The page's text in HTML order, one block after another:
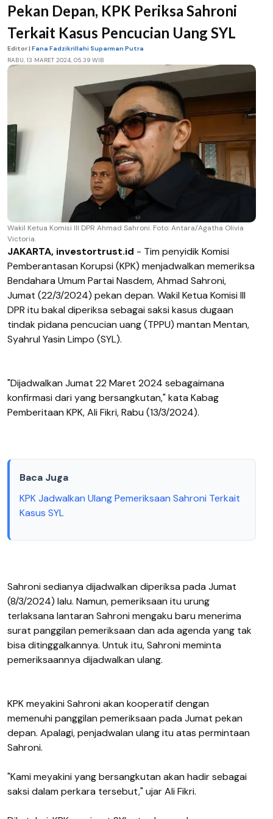
Pekan Depan, KPK Periksa Sahroni
Terkait Kasus Pencucian Uang SYL
Editor | Fana Fadzikrillahi Suparman Putra
RABU, 13 MARET 2024, 05.39 WIB
Wakil Ketua Komisi III DPR Ahmad Sahroni. Foto: Antara/Agatha Olivia
Victoria.
JAKARTA, investortrust.id - Tim penyidik Komisi
Pemberantasan Korupsi (KPK) menjadwalkan memeriksa
Bendahara Umum Partai Nasdem, Ahmad Sahroni,
Jumat (22/3/2024) pekan depan. Wakil Ketua Komisi III
DPR itu bakal diperiksa sebagai saksi kasus dugaan
tindak pidana pencucian uang (TPPU) mantan Mentan,
Syahrul Yasin Limpo (SYL).
"Dijadwalkan Jumat 22 Maret 2024 sebagaimana
konfirmasi dari yang bersangkutan," kata Kabag
Pemberitaan KPK, Ali Fikri, Rabu (13/3/2024).
Baca Juga
KPK Jadwalkan Ulang Pemeriksaan Sahroni Terkait
Kasus SYL
Sahroni sedianya dijadwalkan diperiksa pada Jumat
(8/3/2024) lalu. Namun, pemeriksaan itu urung
terlaksana lantaran Sahroni mengaku baru menerima
surat panggilan pemeriksaan dan ada agenda yang tak
bisa ditinggalkannya. Untuk itu, Sahroni meminta
pemeriksaannya dijadwalkan ulang.
KPK meyakini Sahroni akan kooperatif dengan
memenuhi panggilan pemeriksaan pada Jumat pekan
depan. Apalagi, penjadwalan ulang itu atas permintaan
Sahroni.
"Kami meyakini yang bersangkutan akan hadir sebagai
saksi dalam perkara tersebut," ujar Ali Fikri.